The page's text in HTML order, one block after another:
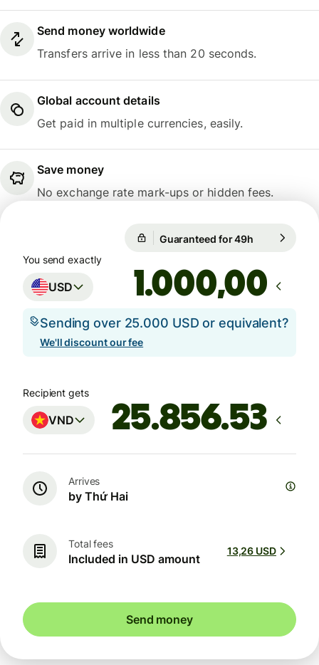
Send money worldwide
Transfers arrive in less than 20 seconds.
Global account details
Get paid in multiple currencies, easily.
Save money
No exchange rate mark-ups or hidden fees.
Guaranteed for 49h
You send exactly
USD ,00
Sending over 25.000 USD or equivalent?
We'll discount our fee
Recipient gets
VND
Arrives
by Thứ Hai
Total fees
Included in USD amount
13,26 USD
Send money